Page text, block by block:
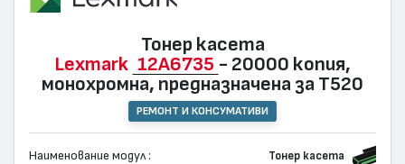
Тонер касета
Lexmark 12A6735 - 20000 копия,
монохромна, предназначена за T520
РЕМОНТ И КОНСУМАТИВИ
Наименование модул : Тонер касета